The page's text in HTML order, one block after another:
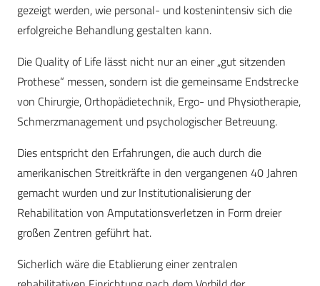
gezeigt werden, wie personal- und kostenintensiv sich die
erfolgreiche Behandlung gestalten kann.
Die Quality of Life lässt nicht nur an einer „gut sitzenden
Prothese“ messen, sondern ist die gemeinsame Endstrecke
von Chirurgie, Orthopädietechnik, Ergo- und Physiotherapie,
Schmerzmanagement und psychologischer Betreuung.
Dies entspricht den Erfahrungen, die auch durch die
amerikanischen Streitkräfte in den vergangenen 40 Jahren
gemacht wurden und zur Institutionalisierung der
Rehabilitation von Amputationsverletzen in Form dreier
großen Zentren geführt hat.
Sicherlich wäre die Etablierung einer zentralen